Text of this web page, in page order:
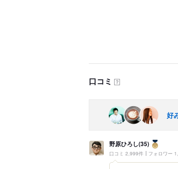
口コミ ？
好
野原ひろし(35)
口コミ 2,999件 フォロワー